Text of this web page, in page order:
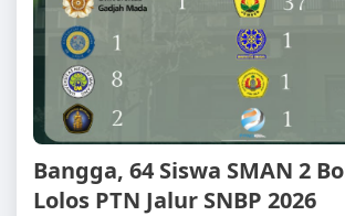
Bangga, 64 Siswa SMAN 2
Lolos PTN Jalur SNBP 2026